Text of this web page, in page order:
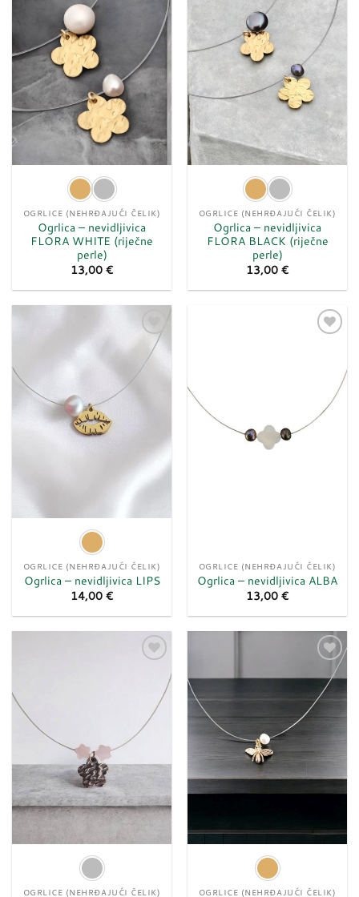
OGRLICE (NEHRĐAJUĆI ČELIK)
Ogrlica – nevidljivica
FLORA WHITE (riječne
perle)
13,00 €
listu
želja
OGRLICE (NEHRĐAJUĆI ČELIK)
Ogrlica – nevidljivica
FLORA BLACK (riječne
perle)
13,00 €
Dodaj
u
listu
OGRLICE (NEHRĐAJUĆI ČELIK)
Ogrlica – nevidljivica LIPS
14,00 €
OGRLICE (NEHRĐAJUĆI ČELIK)
Ogrlica – nevidljivica ALBA
13,00 €
želja
OGRLICE (NEHRĐAJUĆI ČELIK)
Dodaj
u
listu
želja
OGRLICE (NEHRĐAJUĆI ČELIK)